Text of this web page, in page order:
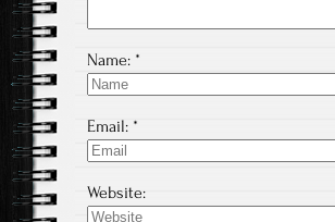
Name: *
Email: *
Website: